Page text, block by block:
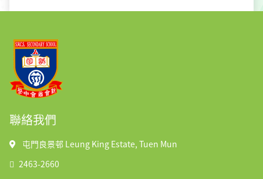
聯絡我們
屯門良景邨 Leung King Estate, Tuen Mun
2463-2660